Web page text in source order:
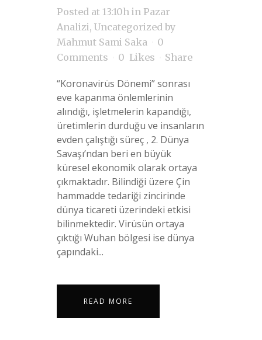
Posted at 13:10h in Pazar
Analizi, Uncategorized by
Mahmut Sami Saka
0
Comments
0 Likes Share
“Koronavirüs Dönemi” sonrası
eve kapanma önlemlerinin
alındığı, işletmelerin kapandığı,
üretimlerin durduğu ve insanların
evden çalıştığı süreç , 2. Dünya
Savaşı’ndan beri en büyük
küresel ekonomik olarak ortaya
çıkmaktadır. Bilindiği üzere Çin
hammadde tedariği zincirinde
dünya ticareti üzerindeki etkisi
bilinmektedir. Virüsün ortaya
çıktığı Wuhan bölgesi ise dünya
çapındaki...
READ MORE